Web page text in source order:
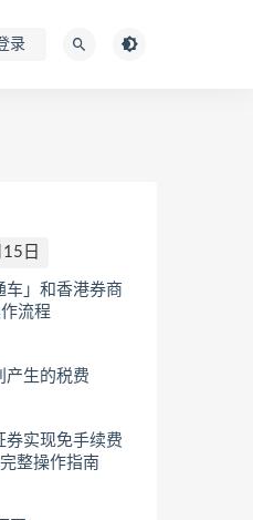
录
日
车」和香港券商
流程
产生的税费
券实现免手续费
整操作指南